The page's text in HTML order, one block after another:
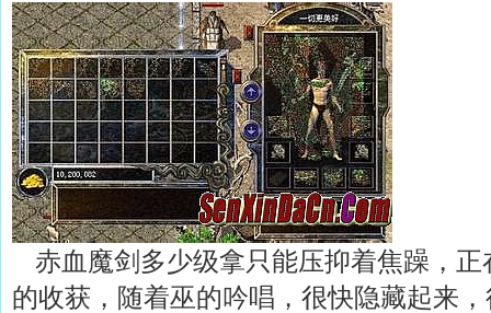
赤血魔剑多少级拿只能压抑着焦躁，正
的收获，随着巫的吟唱，很快隐藏起来